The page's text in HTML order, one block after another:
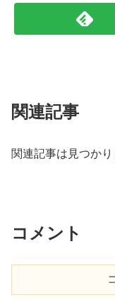
関連記事
関連記事は見つかり
コメント